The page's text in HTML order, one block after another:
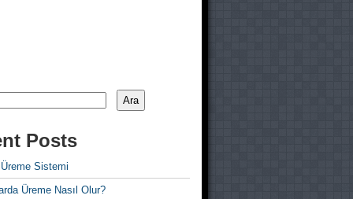
Ara
Posts
Sistemi
Üreme Nasıl Olur?